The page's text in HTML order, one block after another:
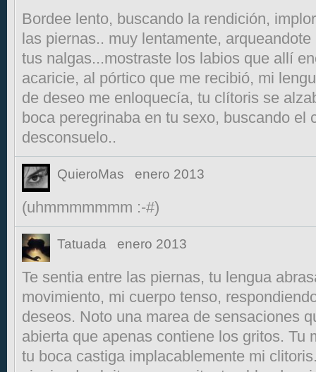
Bordee lento, buscando la rendición,
las piernas.. muy lentamente,
tus nalgas...mostraste los labios que allí
acaricie, al pórtico que me recibió, mi
de deseo me enloquecía, tu clítoris se
boca peregrinaba en tu sexo, buscando el
desconsuelo..
QuieroMas enero 2013
(uhmmmmmmm :-#)
Tatuada enero 2013
Te sentia entre las piernas, tu lengua
movimiento, mi cuerpo tenso,
deseos. Noto una marea de sensaciones
abierta que apenas contiene los gritos. Tu
tu boca castiga implacablemente mi